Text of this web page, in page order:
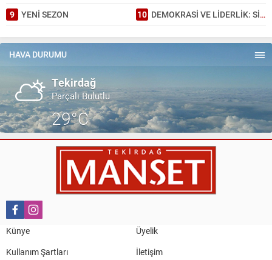
9 YENİ SEZON 10 DEMOKRASİ VE LİDERLİK: SİYASİ PARTİLERİN DÖNÜŞÜMÜ
HAVA DURUMU
Tekirdağ
Parçalı Bulutlu
29°C
Künye
Üyelik
Kullanım Şartları
İletişim